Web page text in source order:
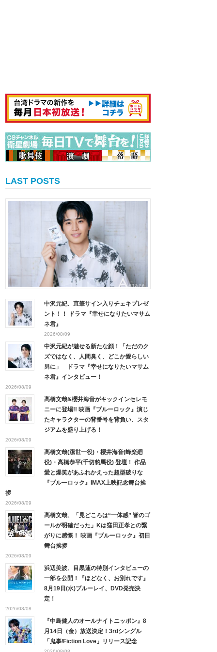
LAST POSTS
中沢元紀、直筆サイン入りチェキプレゼ
ント！！ ドラマ『幸せになりたいマサム
ネ君』
2026/08/09
中沢元紀が魅せる新たな顔！「ただのク
ズではなく、人間臭く、どこか愛らしい
男に」 ドラマ『幸せになりたいマサム
ネ君』インタビュー！
2026/08/09
高橋文哉&櫻井海音がキックインセレモ
ニーに登場!! 映画『ブルーロック』演じ
たキャラクターの背番号を背負い、スタ
ジアムを盛り上げる！
2026/08/09
高橋文哉(潔世一役)・櫻井海音(蜂楽廻
役)・高橋恭平(千切豹馬役) 登壇！ 作品
愛と爆笑があふれかえった超型破りな
『ブルーロック』IMAX上映記念舞台挨
拶
2026/08/09
高橋文哉、「見どころは“一体感” 皆のゴ
ールが明確だった」Kは窪田正孝との繋
がりに感慨！ 映画『ブルーロック』初日
舞台挨拶
2026/08/09
浜辺美波、目黒蓮の特別インタビューの
一部を公開！『ほどなく、お別れです』
8月19日(水)ブルーレイ、DVD発売決
定！
2026/08/08
『中島健人のオールナイトニッポン』8
月14日（金）放送決定！3rdシングル
「鬼事/Fiction Love」リリース記念